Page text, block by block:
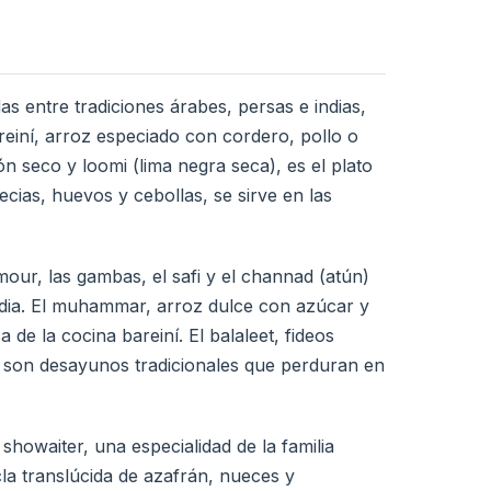
entre tradiciones árabes, persas e indias,
arroz especiado con cordero, pollo o
seco y loomi (lima negra seca), es el plato
huevos y cebollas, se sirve en las
las gambas, el safi y el channad (atún)
El muhammar, arroz dulce con azúcar y
de la cocina bareiní. El balaleet, fideos
desayunos tradicionales que perduran en
una especialidad de la familia
translúcida de azafrán, nueces y